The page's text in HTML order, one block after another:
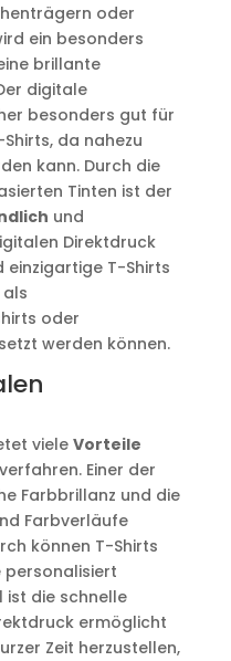
oder
ein besonders
brillante
digitale
besonders gut für
da nahezu
kann. Durch die
Tinten ist der
und
Direktdruck
einzigartige T-Shirts
oder
werden können.
vieleVorteile
Einer der
Farbbrillanz und die
Farbverläufe
können T-Shirts
personalisiert
ist die schnelle
ermöglicht
Zeit herzustellen,